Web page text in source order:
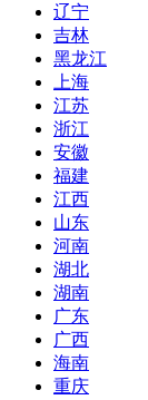
辽宁
吉林
黑龙江
上海
江苏
浙江
安徽
福建
江西
山东
河南
湖北
湖南
广东
广西
海南
重庆